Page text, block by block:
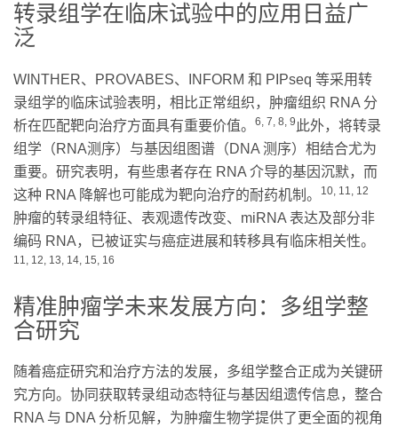
转录组学在临床试验中的应用日益广
泛
WINTHER、PROVABES、INFORM 和 PIPseq 等采用转
录组学的临床试验表明，相比正常组织，肿瘤组织 RNA 分
析在匹配靶向治疗方面具有重要价值。
6, 7, 8, 9 此外，将转录
组学（RNA测序）与基因组图谱（DNA 测序）相结合尤为
重要。研究表明，有些患者存在 RNA 介导的基因沉默，而
这种 RNA 降解也可能成为靶向治疗的耐药机制。
10, 11, 12
肿瘤的转录组特征、表观遗传改变、miRNA 表达及部分非
编码 RNA，已被证实与癌症进展和转移具有临床相关性。
11, 12, 13, 14, 15, 16
精准肿瘤学未来发展方向：多组学整
合研究
随着癌症研究和治疗方法的发展，多组学整合正成为关键研
究方向。协同获取转录组动态特征与基因组遗传信息，整合
RNA 与 DNA 分析见解，为肿瘤生物学提供了更全面的视角